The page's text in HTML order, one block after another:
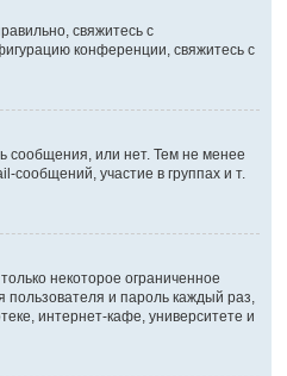
свяжитесь с
конференции, свяжитесь с
сообщения, или нет. Тем не менее
участие в группах и т.
некоторое ограниченное
пользователя и пароль каждый раз,
интернет-кафе, университете и